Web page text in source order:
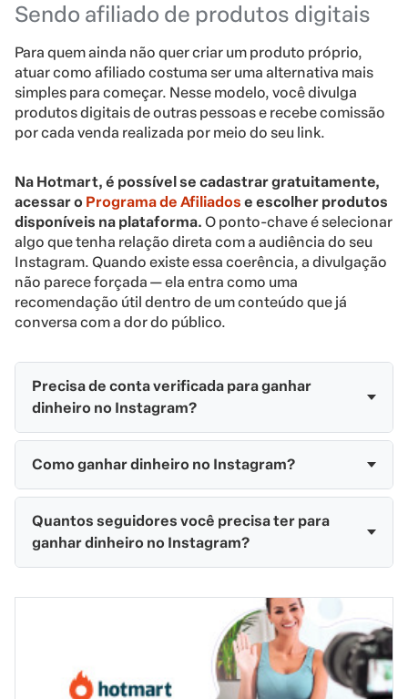
Sendo afiliado de produtos digitais
Para quem ainda não quer criar um produto próprio,
atuar como afiliado costuma ser uma alternativa mais
simples para começar. Nesse modelo, você divulga
produtos digitais de outras pessoas e recebe comissão
por cada venda realizada por meio do seu link.
Na Hotmart, é possível se cadastrar gratuitamente,
acessar o Programa de Afiliados e escolher produtos
disponíveis na plataforma. O ponto-chave é selecionar
algo que tenha relação direta com a audiência do seu
Instagram. Quando existe essa coerência, a divulgação
não parece forçada — ela entra como uma
recomendação útil dentro de um conteúdo que já
conversa com a dor do público.
Precisa de conta verificada para ganhar
dinheiro no Instagram?
Como ganhar dinheiro no Instagram?
Quantos seguidores você precisa ter para
ganhar dinheiro no Instagram?